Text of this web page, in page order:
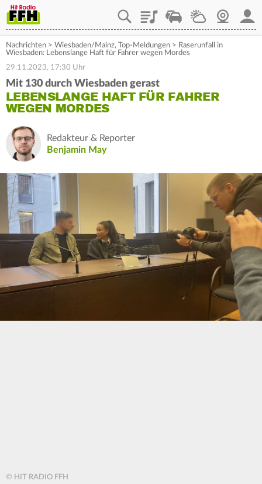
PlaylistStaupilotWetterWebcam
Nachrichten > Wiesbaden/Mainz, Top-Meldungen > Raserunfall in
Wiesbaden: Lebenslange Haft für Fahrer wegen Mordes
29.11.2023, 17:30 Uhr
Mit 130 durch Wiesbaden gerast
LEBENSLANGE HAFT FÜR FAHRER
WEGEN MORDES
Redakteur & Reporter
Benjamin May
© HIT RADIO FFH